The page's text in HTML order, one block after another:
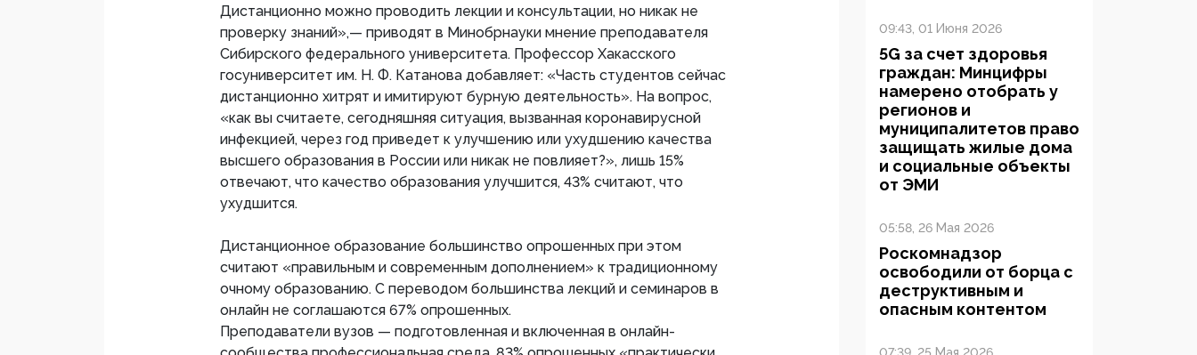
Дистанционно можно проводить лекции и консультации, но никак не
проверку знаний»,— приводят в Минобрнауки мнение преподавателя
Сибирского федерального университета. Профессор Хакасского
госуниверситет им. Н. Ф. Катанова добавляет: «Часть студентов сейчас
дистанционно хитрят и имитируют бурную деятельность». На вопрос,
«как вы считаете, сегодняшняя ситуация, вызванная коронавирусной
инфекцией, через год приведет к улучшению или ухудшению качества
высшего образования в России или никак не повлияет?», лишь 15%
отвечают, что качество образования улучшится, 43% считают, что
ухудшится.
Дистанционное образование большинство опрошенных при этом
считают «правильным и современным дополнением» к традиционному
очному образованию. С переводом большинства лекций и семинаров в
онлайн не соглашаются 67% опрошенных.
Преподаватели вузов — подготовленная и включенная в онлайн-
09:43, 01 Июня 2026
5G за счет здоровья
граждан: Минцифры
намерено отобрать у
регионов и
муниципалитетов право
защищать жилые дома
и социальные объекты
от ЭМИ
05:58, 26 Мая 2026
Роскомнадзор
освободили от борца с
деструктивным и
опасным контентом